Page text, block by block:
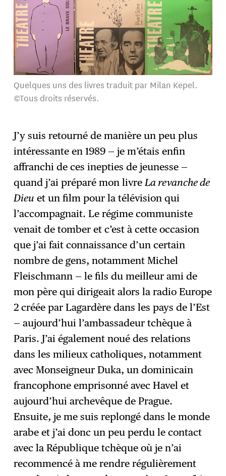
Quelques uns des livres traduit par Milan Kepel.
©Tous droits réservés.
J’y suis retourné de manière un peu plus
intéressante en 1989 — je m’étais enfin
affranchi de ces inepties de jeunesse —
quand j’ai préparé mon livreLa revanche de
Dieu et un film pour la télévision qui
l’accompagnait. Le régime communiste
venait de tomber et c’est à cette occasion
que j’ai fait connaissance d’un certain
nombre de gens, notamment Michel
Fleischmann — le fils du meilleur ami de
mon père qui dirigeait alors la radio Europe
2 créée par Lagardère dans les pays de l’Est
— aujourd’hui l’ambassadeur tchèque à
Paris. J’ai également noué des relations
dans les milieux catholiques, notamment
avec Monseigneur Duka, un dominicain
francophone emprisonné avec Havel et
aujourd’hui archevêque de Prague.
Ensuite, je me suis replongé dans le monde
arabe et j’ai donc un peu perdu le contact
avec la République tchèque où je n’ai
recommencé à me rendre régulièrement